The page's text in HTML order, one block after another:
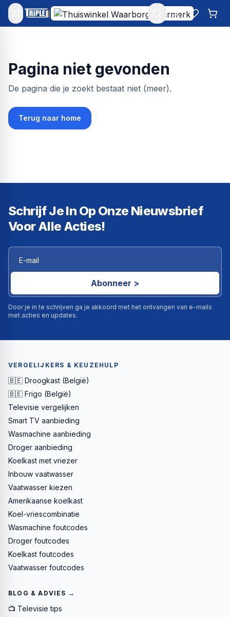
Mijn account
Pagina niet gevonden
De pagina die je zoekt bestaat niet (meer).
Terug naar home
Schrijf Je In Op Onze Nieuwsbrief
Voor Alle Acties!
Abonneer >
Door je in te schrijven ga je akkoord met het ontvangen van e-mails
met acties en updates.
VERGELIJKERS & KEUZEHULP
🇧🇪 Droogkast (België)
🇧🇪 Frigo (België)
Televisie vergelijken
Smart TV aanbieding
Wasmachine aanbieding
Droger aanbieding
Koelkast met vriezer
Inbouw vaatwasser
Vaatwasser kiezen
Amerikaanse koelkast
Koel-vriescombinatie
Wasmachine foutcodes
Droger foutcodes
Koelkast foutcodes
Vaatwasser foutcodes
BLOG & ADVIES →
📺 Televisie tips